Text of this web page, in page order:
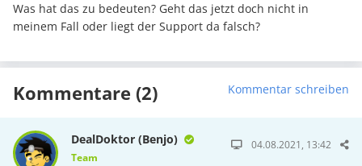
Was hat das zu bedeuten? Geht das jetzt doch nicht in
meinem Fall oder liegt der Support da falsch?
Kommentare (2) Kommentar schreiben
DealDoktor (Benjo)
Team
04.08.2021, 13:42